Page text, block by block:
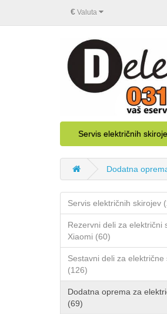
€ Valuta
Servis električnih
Dodatna
Servis električnih skirojev
Rezervni deli za električni
Xiaomi (60)
Sestavni deli za električne
(126)
Dodatna oprema za
(69)